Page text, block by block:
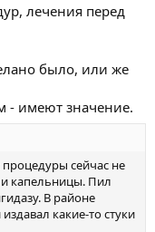
лечения перед
было, или же
- имеют значение.
сейчас не
капельницы. Пил
В районе
какие-то стуки